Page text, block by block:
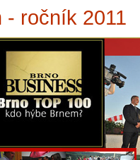
- ročník 2011
Průvodce
Brně: Od
Brno je
zajímavé
restaurace,
kde si